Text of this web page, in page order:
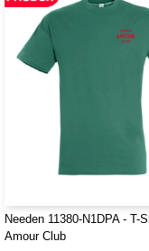
Needen 11380-N1DPA - T-
Amour Club